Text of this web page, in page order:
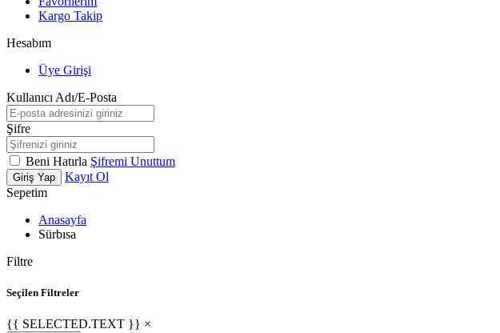
Kargo Takip
Hesabım
Üye Girişi
Kullanıcı Adı/E-Posta
Şifre
Beni Hatırla Şifremi Unuttum
Giriş Yap
Kayıt Ol
Sepetim
Anasayfa
Sürbısa
Filtre
Seçilen Filtreler
{{ SELECTED.TEXT }} ×